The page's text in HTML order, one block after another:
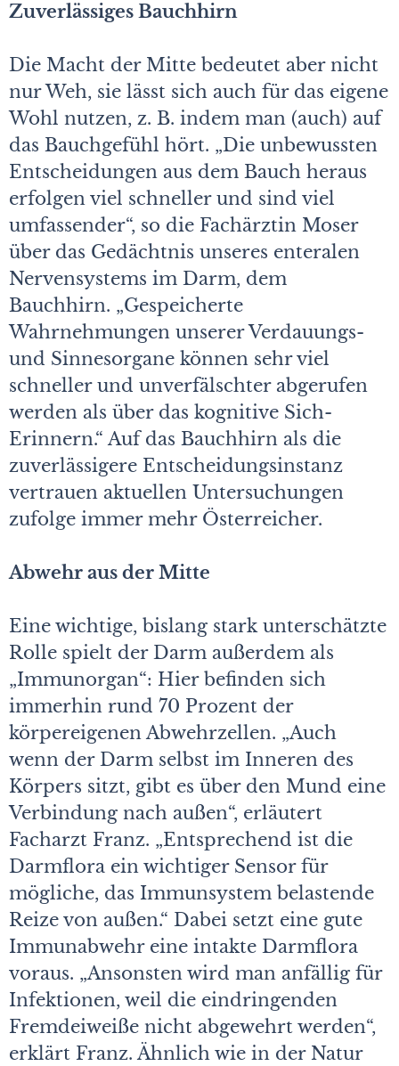
Zuverlässiges Bauchhirn
Die Macht der Mitte bedeutet aber nicht
nur Weh, sie lässt sich auch für das eigene
Wohl nutzen, z. B. indem man (auch) auf
das Bauchgefühl hört. „Die unbewussten
Entscheidungen aus dem Bauch heraus
erfolgen viel schneller und sind viel
umfassender“, so die Fachärztin Moser
über das Gedächtnis unseres enteralen
Nervensystems im Darm, dem
Bauchhirn. „Gespeicherte
Wahrnehmungen unserer Verdauungs-
und Sinnesorgane können sehr viel
schneller und unverfälschter abgerufen
werden als über das kognitive Sich-
Erinnern.“ Auf das Bauchhirn als die
zuverlässigere Entscheidungsinstanz
vertrauen aktuellen Untersuchungen
zufolge immer mehr Österreicher.
Abwehr aus der Mitte
Eine wichtige, bislang stark unterschätzte
Rolle spielt der Darm außerdem als
„Immunorgan“: Hier befinden sich
immerhin rund 70 Prozent der
körpereigenen Abwehrzellen. „Auch
wenn der Darm selbst im Inneren des
Körpers sitzt, gibt es über den Mund eine
Verbindung nach außen“, erläutert
Facharzt Franz. „Entsprechend ist die
Darmflora ein wichtiger Sensor für
mögliche, das Immunsystem belastende
Reize von außen.“ Dabei setzt eine gute
Immunabwehr eine intakte Darmflora
voraus. „Ansonsten wird man anfällig für
Infektionen, weil die eindringenden
Fremdeiweiße nicht abgewehrt werden“,
erklärt Franz. Ähnlich wie in der Natur